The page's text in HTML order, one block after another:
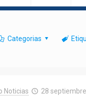
Categorias
Noticias 28